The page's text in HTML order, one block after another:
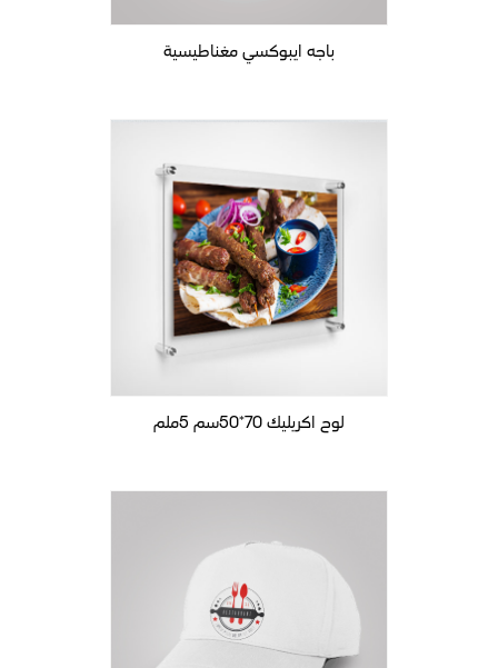
باجه ايبوكسي مغناطيسية
لوح اكريليك 70*50سم 5ملم